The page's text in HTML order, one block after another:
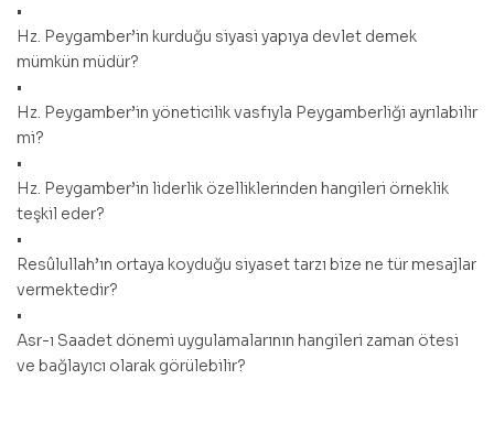
•
Hz. Peygamber’in kurduğu siyasi yapıya devlet demek
mümkün müdür?
•
Hz. Peygamber’in yöneticilik vasfıyla Peygamberliği ayrılabilir
mi?
•
Hz. Peygamber’in liderlik özelliklerinden hangileri örneklik
teşkil eder?
•
Resûlullah’ın ortaya koyduğu siyaset tarzı bize ne tür mesajlar
vermektedir?
•
Asr-ı Saadet dönemi uygulamalarının hangileri zaman ötesi
ve bağlayıcı olarak görülebilir?